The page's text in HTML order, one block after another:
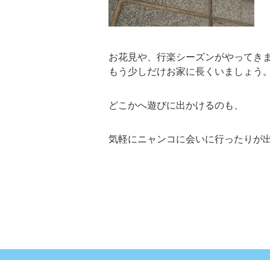
お花見や、行楽シーズンがやってき
もう少しだけお家に長くいましょう
どこかへ遊びに出かけるのも、
気軽にニャンコに会いに行ったりが